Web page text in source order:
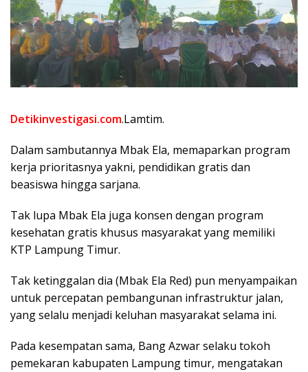
Detikinvestigasi.com.Lamtim.
Dalam sambutannya Mbak Ela, memaparkan program
kerja prioritasnya yakni, pendidikan gratis dan
beasiswa hingga sarjana.
Tak lupa Mbak Ela juga konsen dengan program
kesehatan gratis khusus masyarakat yang memiliki
KTP Lampung Timur.
Tak ketinggalan dia (Mbak Ela Red) pun menyampaikan
untuk percepatan pembangunan infrastruktur jalan,
yang selalu menjadi keluhan masyarakat selama ini.
Pada kesempatan sama, Bang Azwar selaku tokoh
pemekaran kabupaten Lampung timur, mengatakan